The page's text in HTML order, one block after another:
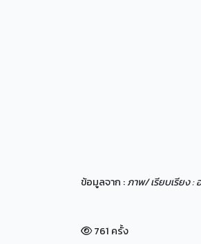
ข้อมูลจาก :ภาพ/ เรียบเรียง
761 ครั้ง